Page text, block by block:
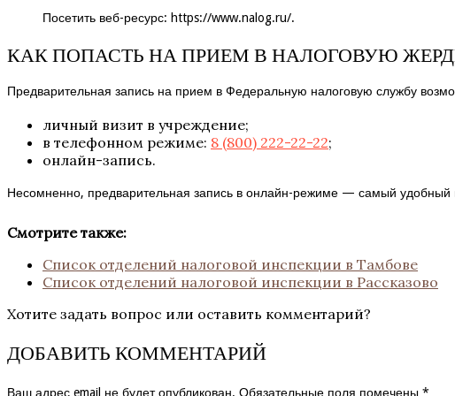
Посетить веб-ресурс: https://www.nalog.ru/.
КАК ПОПАСТЬ НА ПРИЕМ В НАЛОГОВУЮ
Предварительная запись на прием в Федеральную налоговую службу
личный визит в учреждение;
в телефонном режиме: 8 (800) 222-22-22;
онлайн-запись.
Несомненно, предварительная запись в онлайн-режиме — самый удобный
Смотрите также:
Список отделений налоговой инспекции в Тамбове
Список отделений налоговой инспекции в Рассказово
Хотите задать вопрос или оставить комментарий?
ДОБАВИТЬ КОММЕНТАРИЙ
Ваш адрес email не будет опубликован. Обязательные поля помечены *